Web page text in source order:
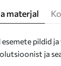
materjal
pildid
ja